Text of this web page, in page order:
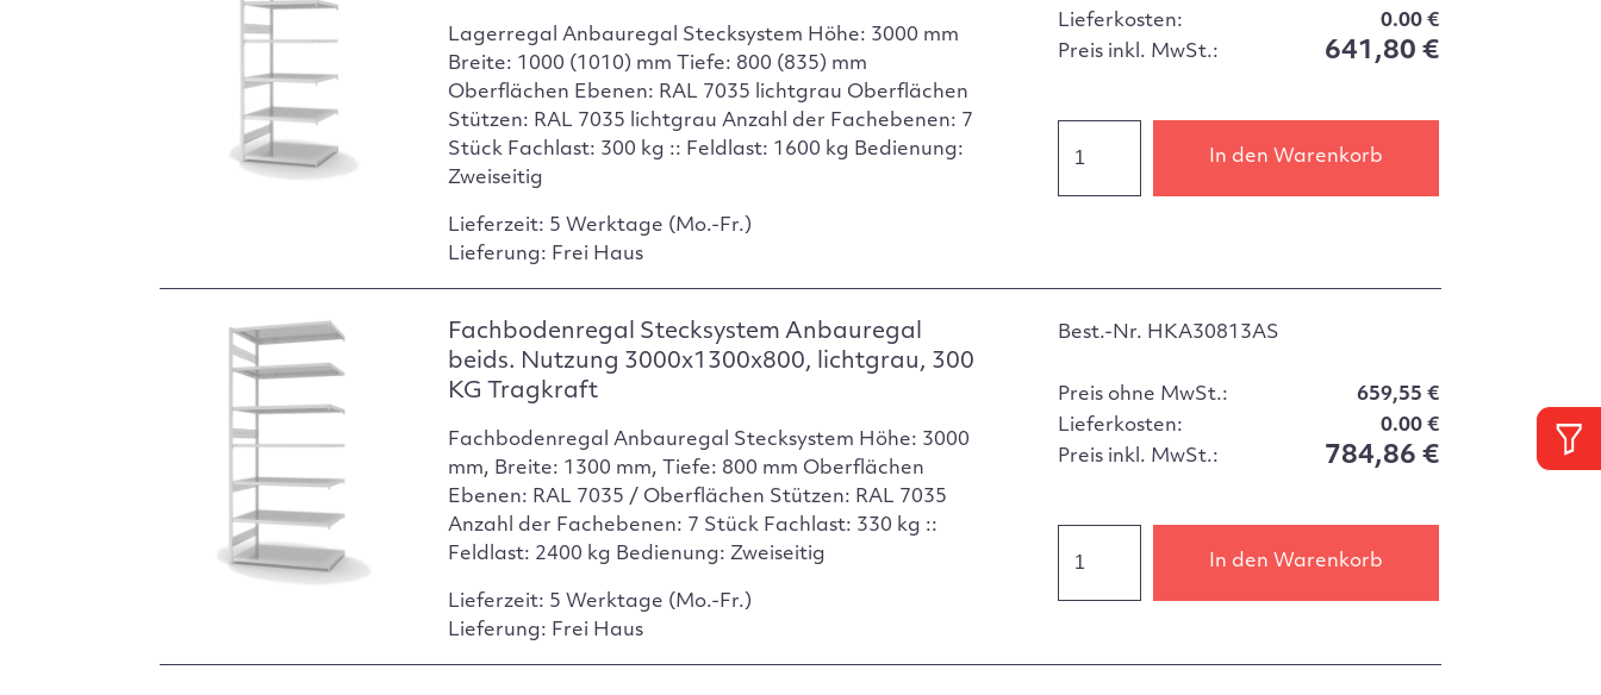
Lagerregal Anbauregal Stecksystem Höhe: 3000 mm
Breite: 1000 (1010) mm Tiefe: 800 (835) mm
Oberflächen Ebenen: RAL 7035 lichtgrau Oberflächen
Stützen: RAL 7035 lichtgrau Anzahl der Fachebenen: 7
Stück Fachlast: 300 kg :: Feldlast: 1600 kg Bedienung:
Zweiseitig
Lieferzeit: 5 Werktage (Mo.-Fr.)
Lieferung: Frei Haus
Lieferkosten:
0.00 €
Preis inkl. MwSt.:
641,80 €
In den Warenkorb
Fachbodenregal Stecksystem Anbauregal
beids. Nutzung 3000x1300x800, lichtgrau, 300
KG Tragkraft
Fachbodenregal Anbauregal Stecksystem Höhe: 3000
mm, Breite: 1300 mm, Tiefe: 800 mm Oberflächen
Ebenen: RAL 7035 / Oberflächen Stützen: RAL 7035
Anzahl der Fachebenen: 7 Stück Fachlast: 330 kg ::
Feldlast: 2400 kg Bedienung: Zweiseitig
Lieferzeit: 5 Werktage (Mo.-Fr.)
Lieferung: Frei Haus
Best.-Nr. HKA30813AS
Preis ohne MwSt.:
659,55 €
Lieferkosten:
0.00 €
Preis inkl. MwSt.:
784,86 €
In den Warenkorb